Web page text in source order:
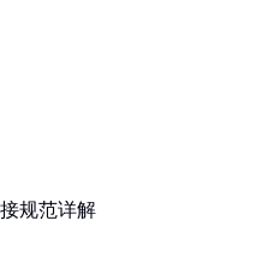
规范详解